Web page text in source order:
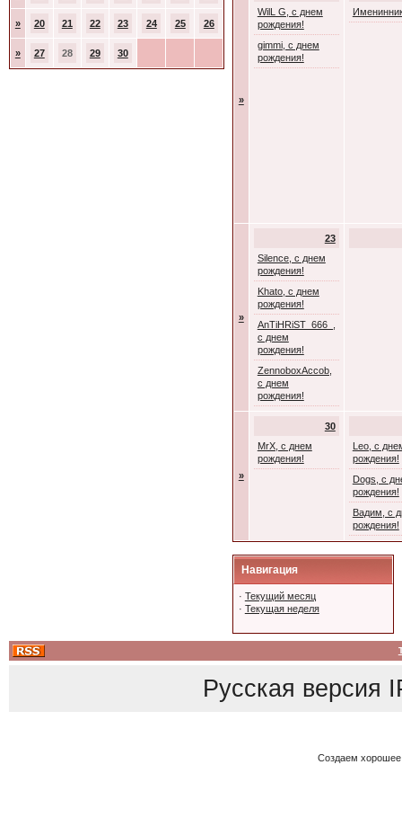
» 20 21 22 23 24 25 26
» 27 28 29 30
»
WilL G, с днем
рождения!
gimmi, с днем
рождения!
»
23
Silence, с днем
рождения!
Khato, с днем
рождения!
AnTiHRiST_666_,
с днем
рождения!
ZennoboxAccob,
с днем
рождения!
»
30
MrX, с днем
рождения!
Leo, с
рождения!
Dogs, с
рождения!
Вадим, с
рождения!
Навигация
· Текущий месяц
· Текущая неделя
Русская версия
Создаем